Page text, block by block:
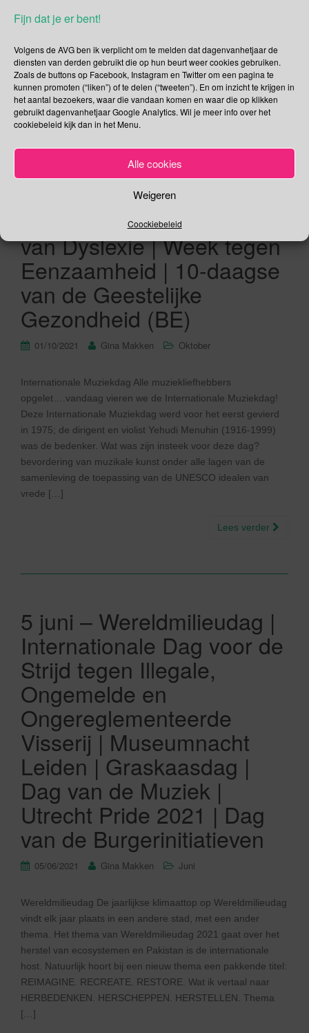
Fijn dat je er bent!
Volgens de AVG ben ik verplicht om te melden dat dagenvanhetjaar de
diensten van derden gebruikt die op hun beurt weer cookies gebruiken.
Zoals de buttons op Facebook, Instagram en Twitter om een pagina te
kunnen promoten (“liken”) of te delen (“tweeten”). En om inzicht te krijgen in
het aantal bezoekers, waar die vandaan komen en waar die op klikken
gebruikt dagenvanhetjaar Google Analytics. Wil je meer info over het
cookiebeleid kijk dan in het Menu.
Alle cookies
Weigeren
Coockiebeleid
Stichtingen en Donoren |
Dag van de Escaperoom |
Wereld Netelroosdag |
Nationale dag voor Jezelf |
Internationale Ouderendag
| Wereld Vegetarismedag |
Nationale Ouderendag |
Internationale Koffiedag |
Wereld Sake Dag | Week
van Dyslexie | Week tegen
Eenzaamheid | 10-daagse
van de Geestelijke
Gezondheid (BE)
01/10/2021 Gina Makken Oktober
Internationale Muziekdag Alle muziekliefhebbers
opgelet….vandaag vieren we de Internationale Muziekdag!
Deze Internationale Muziekdag werd voor het eerst gevierd
in 1975; de dirigent en violist Yehudi Menuhin (1916-1999)
was de bedenker. Wat was zijn insteek voor deze dag?
bevordering van muzikale kunst onder alle lagen van de
samenleving de toepassing van de UNESCO idealen van
vrede […]
Lees verder
5 juni – Wereldmilieudag |
Internationale Dag voor de
Strijd tegen Illegale,
Ongemelde en
Ongereglementeerde
Visserij | Museumnacht
Leiden | Graskaasdag |
Dag van de Muziek |
Utrecht Pride 2021 | Dag
van de Burgerinitiatieven
05/06/2021 Gina Makken Juni
Wereldmilieudag De jaarlijkse klimaattop op Wereldmilieudag
vindt elk jaar plaats in een andere stad, met een ander
thema. Het thema van Wereldmilieudag 2021 gaat over het
herstel van ecosystemen en Pakistan is de internationale
host. Natuurlijk hoort bij een nieuw thema een pakkende titel:
REIMAGINE. RECREATE. RESTORE. Wat ik vertaal naar
HERBEDENKEN. HERSCHEPPEN. HERSTELLEN. Thema
[…]